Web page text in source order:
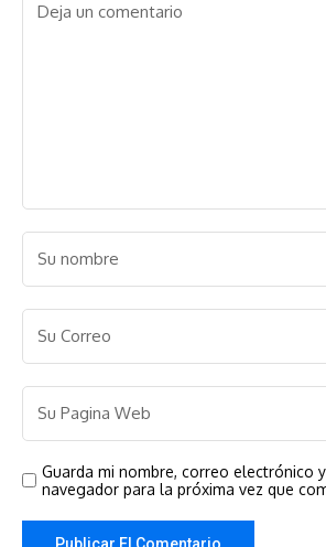
Guarda mi nombre, correo electrónico
navegador para la próxima vez que